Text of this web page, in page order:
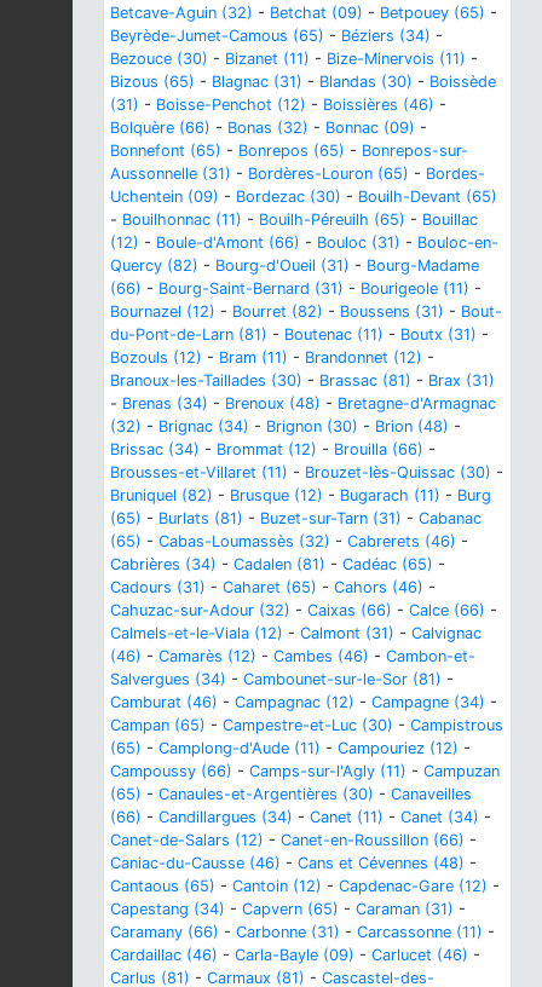
Betcave-Aguin (32) - Betchat (09) - Betpouey (65) -
Beyrède-Jumet-Camous (65) - Béziers (34) -
Bezouce (30) - Bizanet (11) - Bize-Minervois (11) -
Bizous (65) - Blagnac (31) - Blandas (30) - Boissède
(31) - Boisse-Penchot (12) - Boissières (46) -
Bolquère (66) - Bonas (32) - Bonnac (09) -
Bonnefont (65) - Bonrepos (65) - Bonrepos-sur-
Aussonnelle (31) - Bordères-Louron (65) - Bordes-
Uchentein (09) - Bordezac (30) - Bouilh-Devant (65)
- Bouilhonnac (11) - Bouilh-Péreuilh (65) - Bouillac
(12) - Boule-d'Amont (66) - Bouloc (31) - Bouloc-en-
Quercy (82) - Bourg-d'Oueil (31) - Bourg-Madame
(66) - Bourg-Saint-Bernard (31) - Bourigeole (11) -
Bournazel (12) - Bourret (82) - Boussens (31) - Bout-
du-Pont-de-Larn (81) - Boutenac (11) - Boutx (31) -
Bozouls (12) - Bram (11) - Brandonnet (12) -
Branoux-les-Taillades (30) - Brassac (81) - Brax (31)
- Brenas (34) - Brenoux (48) - Bretagne-d'Armagnac
(32) - Brignac (34) - Brignon (30) - Brion (48) -
Brissac (34) - Brommat (12) - Brouilla (66) -
Brousses-et-Villaret (11) - Brouzet-lès-Quissac (30) -
Bruniquel (82) - Brusque (12) - Bugarach (11) - Burg
(65) - Burlats (81) - Buzet-sur-Tarn (31) - Cabanac
(65) - Cabas-Loumassès (32) - Cabrerets (46) -
Cabrières (34) - Cadalen (81) - Cadéac (65) -
Cadours (31) - Caharet (65) - Cahors (46) -
Cahuzac-sur-Adour (32) - Caixas (66) - Calce (66) -
Calmels-et-le-Viala (12) - Calmont (31) - Calvignac
(46) - Camarès (12) - Cambes (46) - Cambon-et-
Salvergues (34) - Cambounet-sur-le-Sor (81) -
Camburat (46) - Campagnac (12) - Campagne (34) -
Campan (65) - Campestre-et-Luc (30) - Campistrous
(65) - Camplong-d'Aude (11) - Campouriez (12) -
Campoussy (66) - Camps-sur-l'Agly (11) - Campuzan
(65) - Canaules-et-Argentières (30) - Canaveilles
(66) - Candillargues (34) - Canet (11) - Canet (34) -
Canet-de-Salars (12) - Canet-en-Roussillon (66) -
Caniac-du-Causse (46) - Cans et Cévennes (48) -
Cantaous (65) - Cantoin (12) - Capdenac-Gare (12) -
Capestang (34) - Capvern (65) - Caraman (31) -
Caramany (66) - Carbonne (31) - Carcassonne (11) -
Cardaillac (46) - Carla-Bayle (09) - Carlucet (46) -
Carlus (81) - Carmaux (81) - Cascastel-des-